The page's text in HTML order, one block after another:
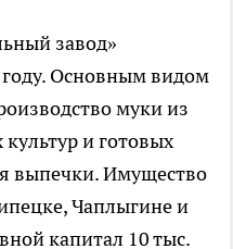
завод»
году. Основным видом
муки из
и готовых
выпечки. Имущество
Чаплыгине и
капитал 10 тыс.